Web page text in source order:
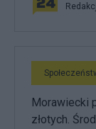
Morawiecki
złotych.